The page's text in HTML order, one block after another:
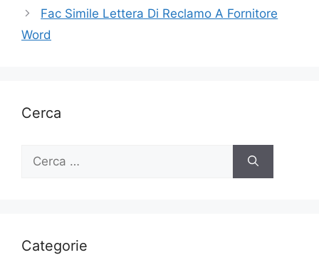
Fac Simile Lettera Di Reclamo A Fornitore
Word
Cerca
Ricerca
Categorie